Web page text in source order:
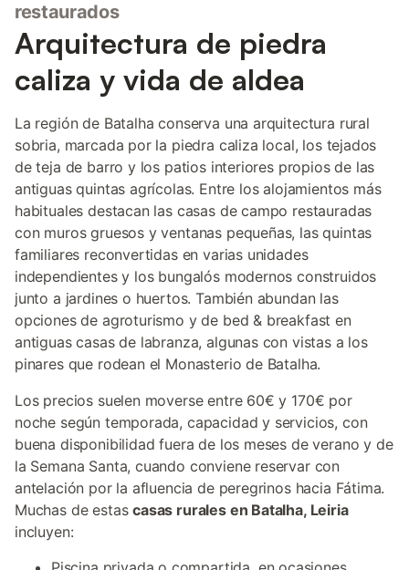
restaurados
Arquitectura de piedra
caliza y vida de aldea
La región de Batalha conserva una arquitectura rural
sobria, marcada por la piedra caliza local, los tejados
de teja de barro y los patios interiores propios de las
antiguas quintas agrícolas. Entre los alojamientos más
habituales destacan las casas de campo restauradas
con muros gruesos y ventanas pequeñas, las quintas
familiares reconvertidas en varias unidades
independientes y los bungalós modernos construidos
junto a jardines o huertos. También abundan las
opciones de agroturismo y de bed & breakfast en
antiguas casas de labranza, algunas con vistas a los
pinares que rodean el Monasterio de Batalha.
Los precios suelen moverse entre 60€ y 170€ por
noche según temporada, capacidad y servicios, con
buena disponibilidad fuera de los meses de verano y de
la Semana Santa, cuando conviene reservar con
antelación por la afluencia de peregrinos hacia Fátima.
Muchas de estascasas rurales en Batalha, Leiria
incluyen: